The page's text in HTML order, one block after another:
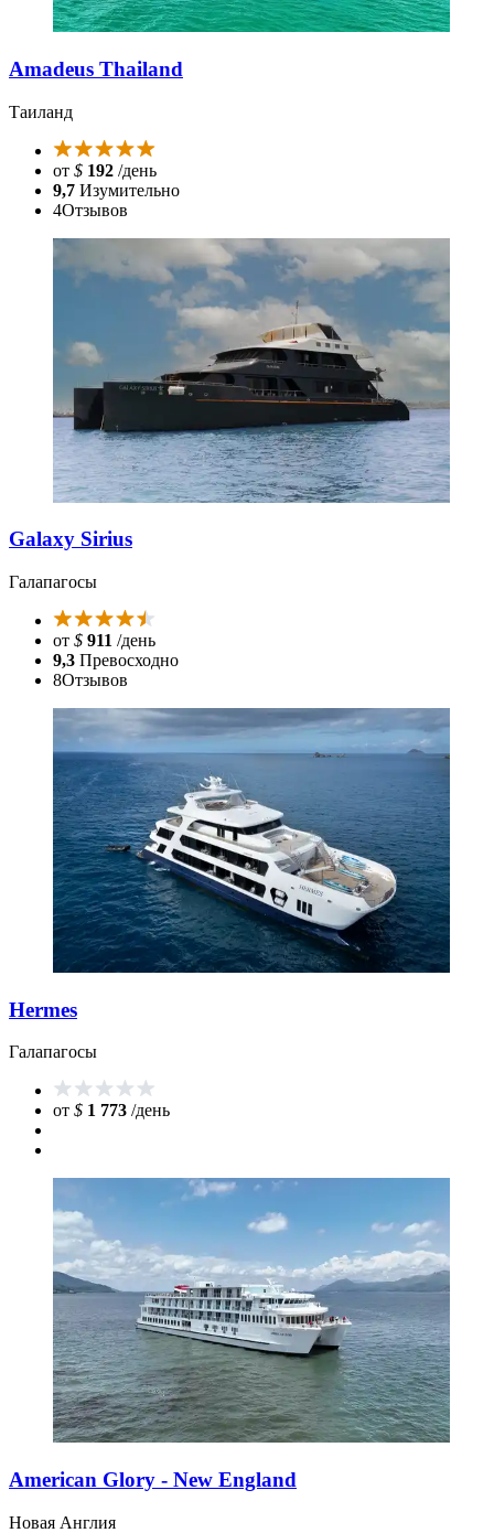
Amadeus Thailand
Таиланд
от $ 192 /день
9,7 Изумительно
4Отзывов
Galaxy Sirius
Галапагосы
от $ 911 /день
9,3 Превосходно
8Отзывов
Hermes
Галапагосы
от $ 1 773 /день
American Glory - New England
Новая Англия